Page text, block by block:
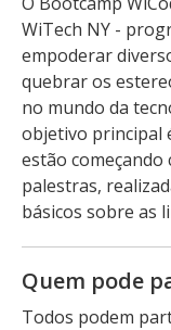
WiTech NY -
empoderar
quebrar os
no mundo da
objetivo principal
estão começando
palestras,
básicos sobre as
Quem pode
Todos podem